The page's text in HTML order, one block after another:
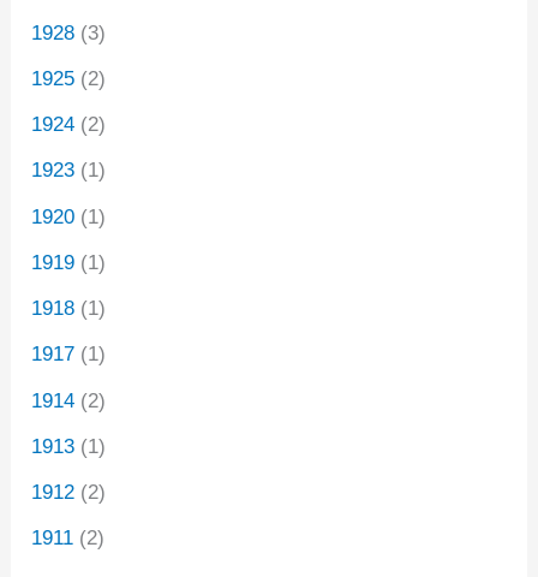
1928 (3)
1925 (2)
1924 (2)
1923 (1)
1920 (1)
1919 (1)
1918 (1)
1917 (1)
1914 (2)
1913 (1)
1912 (2)
1911 (2)